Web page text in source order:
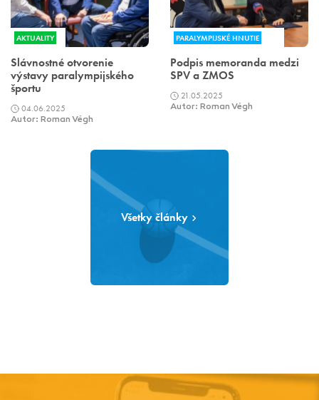
AKTUALITY
Slávnostné otvorenie
výstavy paralympijského
športu
04.06.2025
Autor: Roman Végh
PARALYMPIJSKÉ HNUTIE
Podpis memoranda medzi
SPV a ZMOS
21.05.2025
Autor: Roman Végh
Všetky články